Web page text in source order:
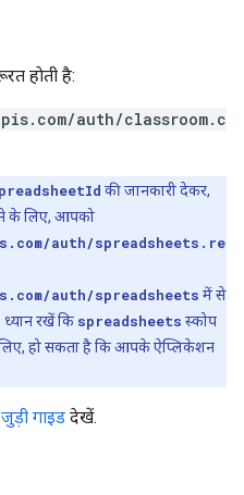
हाेती है:
auth/classroom.c
की जानकारी देकर,
के लिए, आपको
auth/spreadsheets.re
auth/spreadsheets में से
रखें कि spreadsheets स्कोप
हो सकता है कि आपके ऐप्लिकेशन
गाइड देखें.